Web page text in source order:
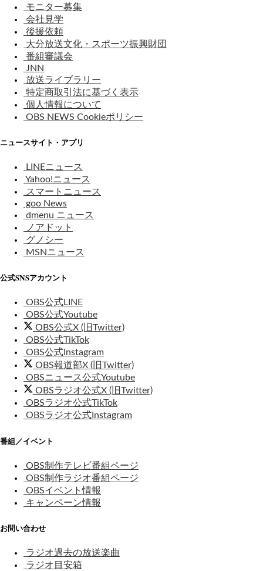
モニター募集
会社見学
後援依頼
大分放送文化・スポーツ振興財団
番組審議会
JNN
放送ライブラリー
特定商取引法に基づく表示
個人情報について
OBS NEWS Cookieポリシー
ニュースサイト・アプリ
LINEニュース
Yahoo!ニュース
スマートニュース
goo News
dmenu ニュース
ノアドット
グノシー
MSNニュース
公式SNSアカウント
OBS公式LINE
OBS公式Youtube
OBS公式X (旧Twitter)
OBS公式TikTok
OBS公式Instagram
OBS報道部X (旧Twitter)
OBSニュース公式Youtube
OBSラジオ公式X (旧Twitter)
OBSラジオ公式TikTok
OBSラジオ公式Instagram
番組／イベント
OBS制作テレビ番組ページ
OBS制作ラジオ番組ページ
OBSイベント情報
キャンペーン情報
お問い合わせ
ラジオ過去の放送楽曲
ラジオ目安箱